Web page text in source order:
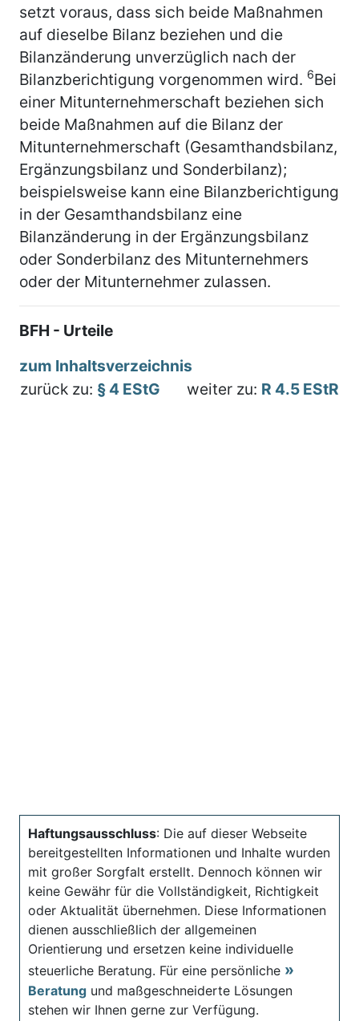
setzt voraus, dass sich beide Maßnahmen
auf dieselbe Bilanz beziehen und die
Bilanzänderung unverzüglich nach der
Bilanzberichtigung vorgenommen wird. 6Bei
einer Mitunternehmerschaft beziehen sich
beide Maßnahmen auf die Bilanz der
Mitunternehmerschaft (Gesamthandsbilanz,
Ergänzungsbilanz und Sonderbilanz);
beispielsweise kann eine Bilanzberichtigung
in der Gesamthandsbilanz eine
Bilanzänderung in der Ergänzungsbilanz
oder Sonderbilanz des Mitunternehmers
oder der Mitunternehmer zulassen.
BFH - Urteile
zum Inhaltsverzeichnis
zurück zu: § 4 EStG weiter zu: R 4.5 EStR
Haftungsausschluss: Die auf dieser Webseite
bereitgestellten Informationen und Inhalte wurden
mit großer Sorgfalt erstellt. Dennoch können wir
keine Gewähr für die Vollständigkeit, Richtigkeit
oder Aktualität übernehmen. Diese Informationen
dienen ausschließlich der allgemeinen
Orientierung und ersetzen keine individuelle
steuerliche Beratung. Für eine persönliche
Beratung und maßgeschneiderte Lösungen
stehen wir Ihnen gerne zur Verfügung.